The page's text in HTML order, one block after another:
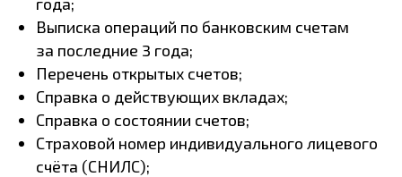
Выписка операций по банковским счетам
за последние 3 года;
Перечень открытых счетов;
Справка о действующих вкладах;
Справка о состоянии счетов;
Страховой номер индивидуального лицевого
счёта (СНИЛС);